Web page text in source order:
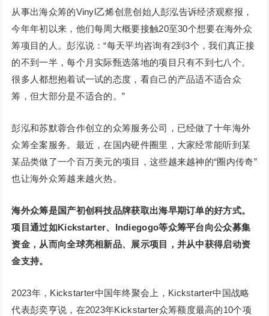
从事出海众筹的Vinyl乙烯创意创始人彭泓告诉经济观察报，
今年年初以来，他们每周大概要接触20至30个想要在海外众
筹项目的人。彭泓说：“每天平均咨询有2到3个，我们真正接
的不到一半，每个月实际甄选落地的项目只有不到七八个。
很多人都想抱着试一试的态度，看自己的产品适不适合众
筹，但大部分是不适合的。”
彭泓和苏默蓉合作创立的众筹服务公司，已经做了十年海外
众筹全案服务。最近，在国内硬件圈里，大家经常能听到某
某品类做了一个百万美元的项目，这些越来越神的“圈内传奇”
也让海外众筹越来越火热。
海外众筹是国产初创科技品牌获取出海早期订单的好方式。
项目通过如Kickstarter、Indiegogo等众筹平台向公众募集
资金，从而向全球亮相新品、展示项目，并从中获得启动资
金支持。
2023年，Kickstarter中国年终聚会上，Kickstarter中国战略
代表彭奕亨说，在2023年Kickstarter众筹额度最高的10个项